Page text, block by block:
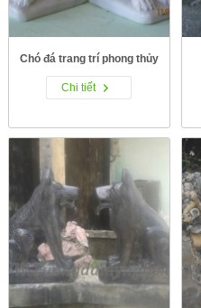
Chó đá trang trí phong thủy
Chi tiết